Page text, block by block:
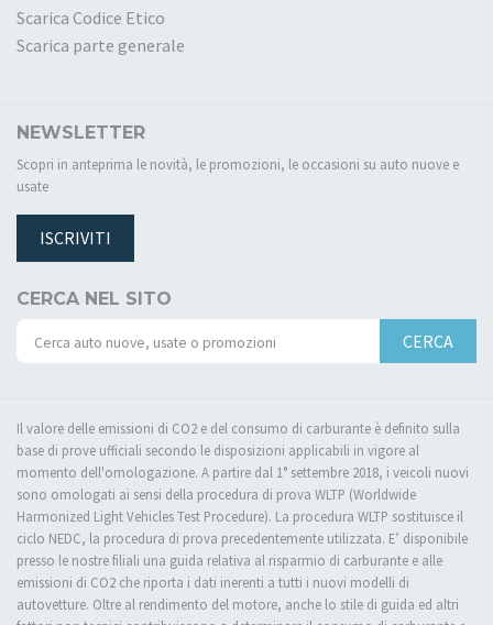
Scarica Codice Etico
Scarica parte generale
NEWSLETTER
Scopri in anteprima le novità, le promozioni, le occasioni su auto nuove e
usate
ISCRIVITI
CERCA NEL SITO
CERCA
Il valore delle emissioni di CO2 e del consumo di carburante è definito sulla
base di prove ufficiali secondo le disposizioni applicabili in vigore al
momento dell'omologazione. A partire dal 1° settembre 2018, i veicoli nuovi
sono omologati ai sensi della procedura di prova WLTP (Worldwide
Harmonized Light Vehicles Test Procedure). La procedura WLTP sostituisce il
ciclo NEDC, la procedura di prova precedentemente utilizzata. E’ disponibile
presso le nostre filiali una guida relativa al risparmio di carburante e alle
emissioni di CO2 che riporta i dati inerenti a tutti i nuovi modelli di
autovetture. Oltre al rendimento del motore, anche lo stile di guida ed altri